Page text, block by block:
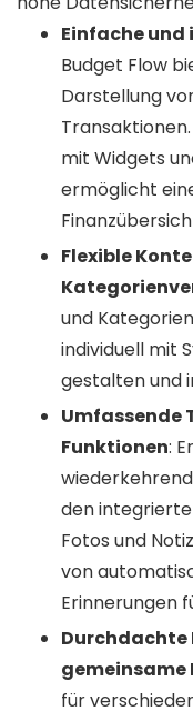
Einfache
Budget Flow
Darstellung
mit Widgets
ermöglicht
Flexible
und
individuell mit
gestalten und
Funktionen:
den
Fotos und
von
Erinnerungen
gemeinsame
für